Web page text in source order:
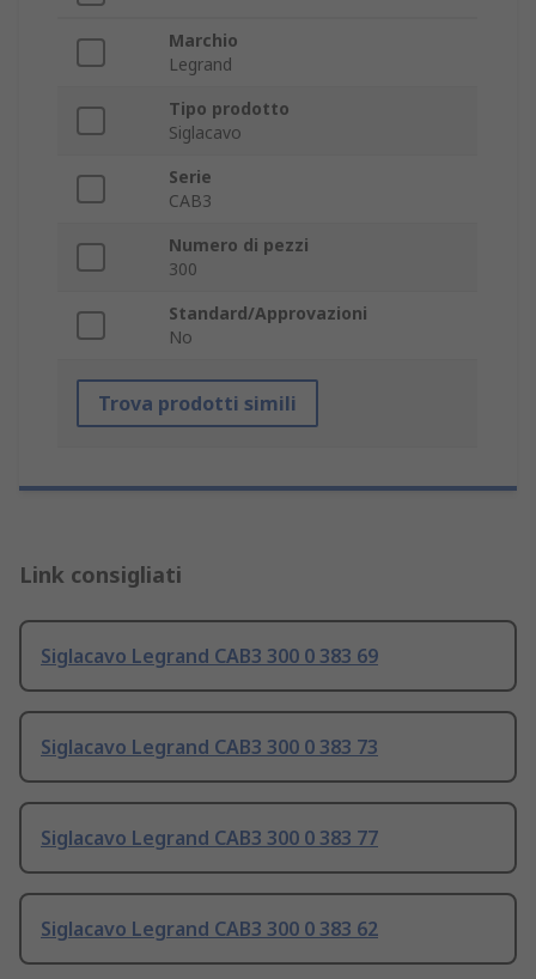
Marchio
Legrand
Tipo prodotto
Siglacavo
Serie
CAB3
Numero di pezzi
300
Standard/Approvazioni
No
Trova prodotti simili
Link consigliati
Siglacavo Legrand CAB3 300 0 383 69
Siglacavo Legrand CAB3 300 0 383 73
Siglacavo Legrand CAB3 300 0 383 77
Siglacavo Legrand CAB3 300 0 383 62